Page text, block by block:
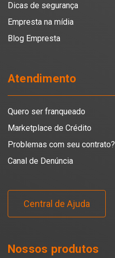
Dicas de segurança
Empresta na mídia
Blog Empresta
Atendimento
Quero ser franqueado
Marketplace de Crédito
Problemas com seu contrato?
Canal de Denúncia
Central de Ajuda
Nossos produtos